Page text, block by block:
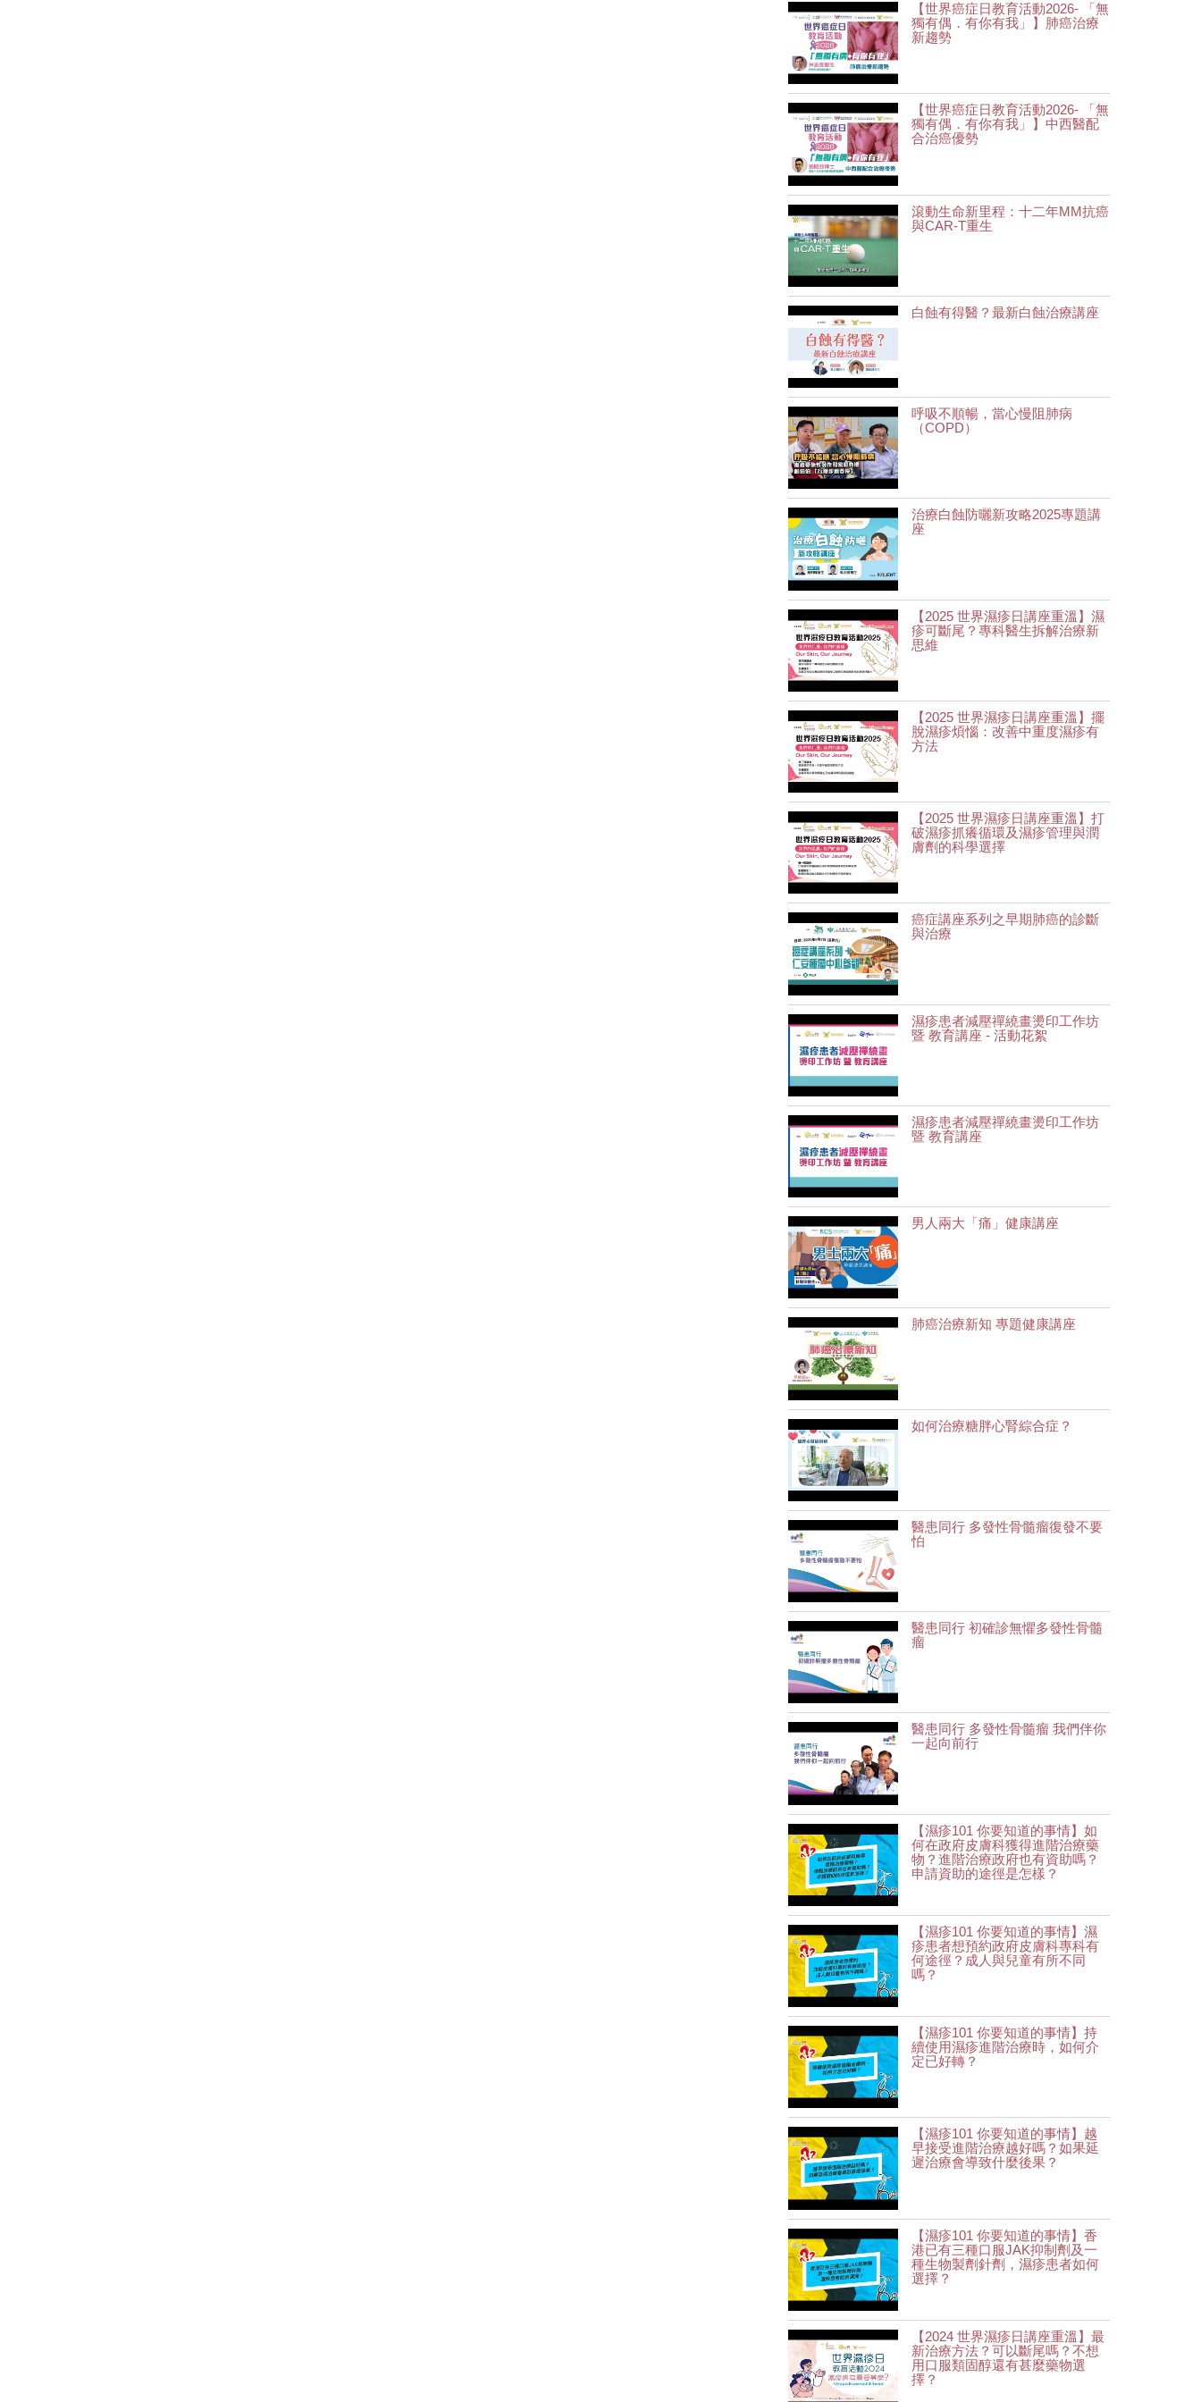
【世界癌症日教育活動2026- 「無
獨有偶．有你有我」】肺癌治療
新趨勢
【世界癌症日教育活動2026- 「無
獨有偶．有你有我」】中西醫配
合治癌優勢
滾動生命新里程：十二年MM抗癌
與CAR-T重生
白蝕有得醫？最新白蝕治療講座
呼吸不順暢，當心慢阻肺病
（COPD）
治療白蝕防曬新攻略2025專題講
座
【2025 世界濕疹日講座重溫】濕
疹可斷尾？專科醫生拆解治療新
思維
【2025 世界濕疹日講座重溫】擺
脫濕疹煩惱：改善中重度濕疹有
方法
【2025 世界濕疹日講座重溫】打
破濕疹抓癢循環及濕疹管理與潤
膚劑的科學選擇
癌症講座系列之早期肺癌的診斷
與治療
濕疹患者減壓禪繞畫燙印工作坊
暨 教育講座 - 活動花絮
濕疹患者減壓禪繞畫燙印工作坊
暨 教育講座
男人兩大「痛」健康講座
肺癌治療新知 專題健康講座
如何治療糖胖心腎綜合症？
醫患同行 多發性骨髓瘤復發不要
怕
醫患同行 初確診無懼多發性骨髓
瘤
醫患同行 多發性骨髓瘤 我們伴你
一起向前行
【濕疹101 你要知道的事情】如
何在政府皮膚科獲得進階治療藥
物？進階治療政府也有資助嗎？
申請資助的途徑是怎樣？
【濕疹101 你要知道的事情】濕
疹患者想預約政府皮膚科專科有
何途徑？成人與兒童有所不同
嗎？
【濕疹101 你要知道的事情】持
續使用濕疹進階治療時，如何介
定已好轉？
【濕疹101 你要知道的事情】越
早接受進階治療越好嗎？如果延
遲治療會導致什麼後果？
【濕疹101 你要知道的事情】香
港已有三種口服JAK抑制劑及一
種生物製劑針劑，濕疹患者如何
選擇？
【2024 世界濕疹日講座重溫】最
新治療方法？可以斷尾嗎？不想
用口服類固醇還有甚麼藥物選
擇？